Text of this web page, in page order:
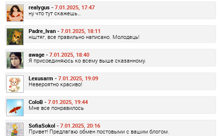
realygus - 7.01.2025, 17:47
ну что тут скажешь…
Padre_Ivan - 7.01.2025, 18:11
ніштяг, все правильно написано. Молодець!
awage - 7.01.2025, 18:40
Я присоединяюсь ко всему выше сказанному.
Lexusarm - 7.01.2025, 19:09
Невероятно красиво!
ColoB - 7.01.2025, 19:44
Мне все понравилось
SofiaSokol - 7.01.2025, 20:16
Привет! Предлагаю обмен постовыми с вашим блогом.